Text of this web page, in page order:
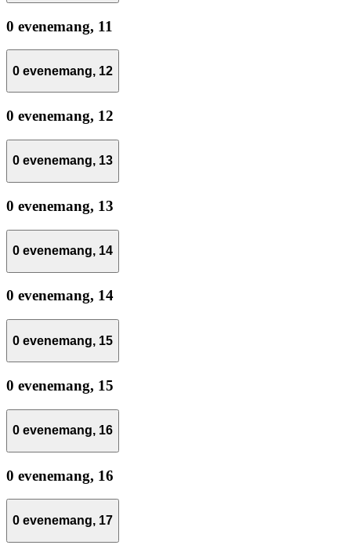
0 evenemang, 11
0 evenemang, 12
0 evenemang, 12
0 evenemang, 13
0 evenemang, 13
0 evenemang, 14
0 evenemang, 14
0 evenemang, 15
0 evenemang, 15
0 evenemang, 16
0 evenemang, 16
0 evenemang, 17